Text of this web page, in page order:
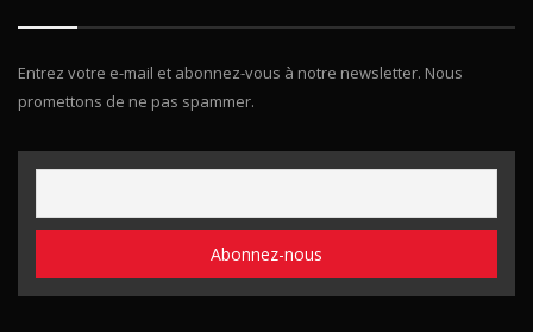
Entrez votre e-mail et abonnez-vous à notre newsletter. Nous
promettons de ne pas spammer.